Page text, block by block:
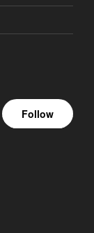
Follow